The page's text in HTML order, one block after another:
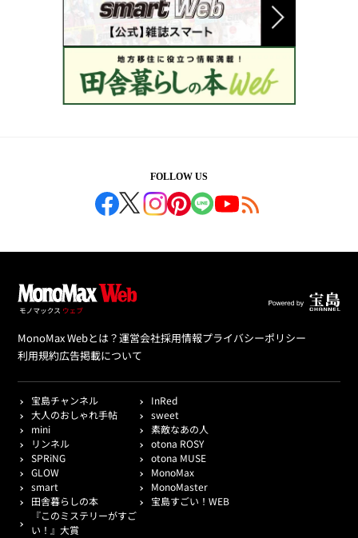
FOLLOW US
MonoMax Webとは？運営会社採用情報プライバシーポリシー
利用規約広告掲載について
宝島チャンネル
InRed
大人のおしゃれ手帖
sweet
mini
素敵なあの人
リンネル
otona ROSY
SPRiNG
otona MUSE
GLOW
MonoMax
smart
MonoMaster
田舎暮らしの本
宝島すごい！WEB
『このミステリーがすご
い！』大賞